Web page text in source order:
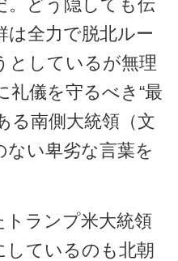
。どう隠しても伝
は全力で脱北ルー
としているが無理
礼儀を守るべき“最
る南側大統領（文
ない卑劣な言葉を
ランプ米大統領
しているのも北朝